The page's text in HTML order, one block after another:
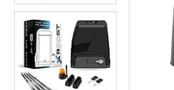
Про нас
Відгуки
Ворота "Звари Сам"
Навіси "Збери Сам"